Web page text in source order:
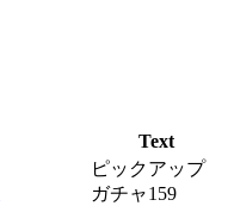
Text
ピックアップ
ガチャ159